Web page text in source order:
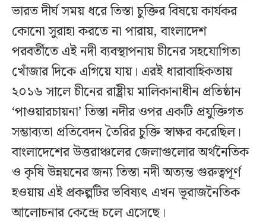
ভারত দীর্ঘ সময় ধরে তিস্তা চুক্তির বিষয়ে কার্যকর
কোনো সুরাহা করতে না পারায়, বাংলাদেশ
পরবর্তীতে এই নদী ব্যবস্থাপনায় চীনের সহযোগিতা
খোঁজার দিকে এগিয়ে যায়। এরই ধারাবাহিকতায়
২০১৬ সালে চীনের রাষ্ট্রীয় মালিকানাধীন প্রতিষ্ঠান
‘পাওয়ারচায়না’ তিস্তা নদীর ওপর একটি প্রযুক্তিগত
সম্ভাব্যতা প্রতিবেদন তৈরির চুক্তি স্বাক্ষর করেছিল।
বাংলাদেশের উত্তরাঞ্চলের জেলাগুলোর অর্থনৈতিক
ও কৃষি উন্নয়নের জন্য তিস্তা নদী অত্যন্ত গুরুত্বপূর্ণ
হওয়ায় এই প্রকল্পটির ভবিষ্যৎ এখন ভূরাজনৈতিক
আলোচনার কেন্দ্রে চলে এসেছে।